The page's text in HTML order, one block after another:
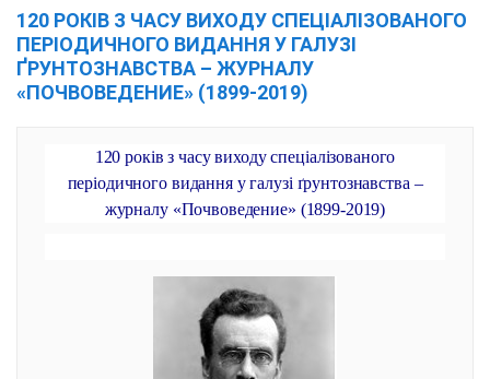
120 РОКІВ З ЧАСУ ВИХОДУ СПЕЦІАЛІЗОВАНОГО
ПЕРІОДИЧНОГО ВИДАННЯ У ГАЛУЗІ
ҐРУНТОЗНАВСТВА – ЖУРНАЛУ
«ПОЧВОВЕДЕНИЕ» (1899-2019)
120 років з часу виходу спеціалізованого
періодичного видання у галузі ґрунтознавства –
журналу «Почвоведение» (1899-2019)